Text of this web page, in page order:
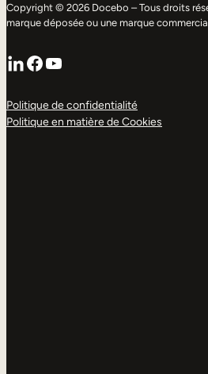
Copyright © 2026 Docebo – Tous droits
marque déposée ou une marque
LinkedIn
Facebook
YouTube
Politique de confidentialité
Politique en matière de Cookies